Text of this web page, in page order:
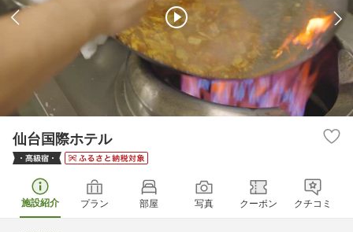
仙台国際ホテル
施設紹介 プラン 部屋 写真 クーポン クチコミ